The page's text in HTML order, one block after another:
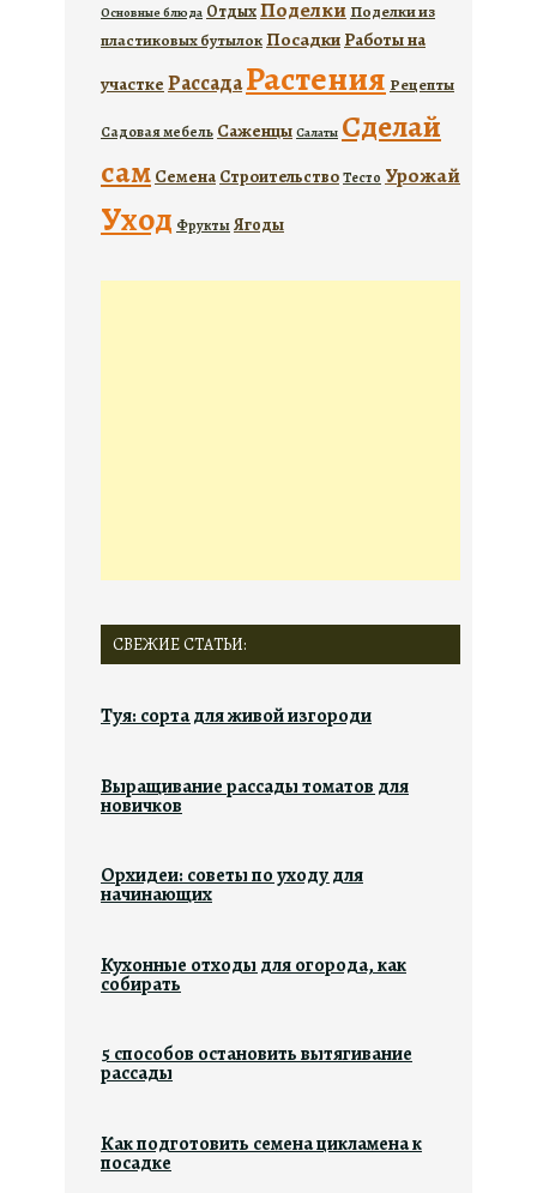
Основные блюда ОтдыхПоделки Поделки из
пластиковых бутылокПосадки Работы на
участке РассадаРастения Рецепты
Садовая мебель Саженцы Салаты Сделай
сам Семена СтроительствоТесто Урожай
Уход Фрукты Ягоды
СВЕЖИЕ СТАТЬИ:
Туя: сорта для живой изгороди
Выращивание рассады томатов для
новичков
Орхидеи: советы по уходу для
начинающих
Кухонные отходы для огорода, как
собирать
5 способов остановить вытягивание
рассады
Как подготовить семена цикламена к
посадке